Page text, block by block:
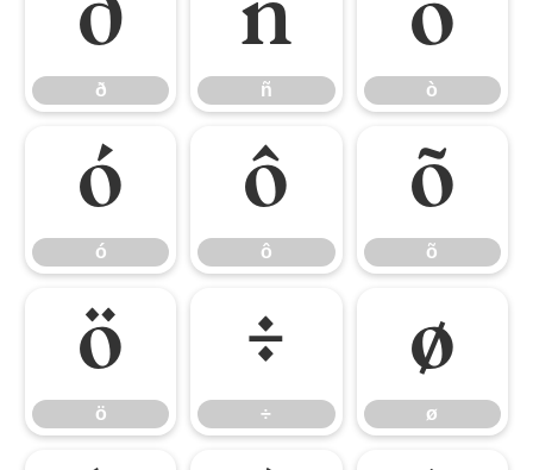
ð
ð
ñ
ñ
ò
ò
ó
ó
ô
ô
õ
õ
ö
ö
÷
÷
ø
ø